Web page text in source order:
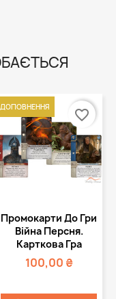
Швидкий
перегляд
Промокарти До Гри
Війна Персня.
Карткова Гра
100,00 ₴
ДОПОВНЕННЯ
favorite_border